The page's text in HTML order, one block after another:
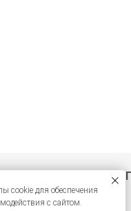
cookie для обеспечения
с сайтом.
Нажмите